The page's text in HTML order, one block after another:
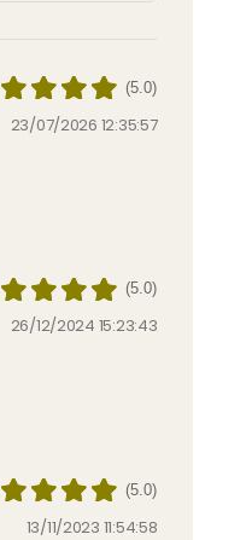
(5.0)
23/07/2026 12:35:57
(5.0)
26/12/2024 15:23:43
(5.0)
13/11/2023 11:54:58